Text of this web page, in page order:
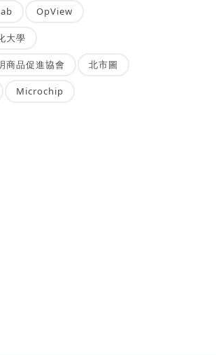
OpView
大學
商品促進協會 北市圖
Microchip